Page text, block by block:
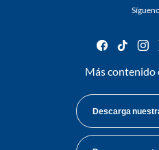
facebook
tiktok
Más contenido
Descarga